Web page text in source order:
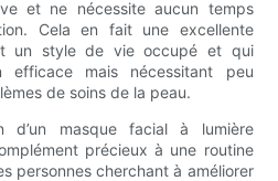
et ne nécessite aucun temps
Cela en fait une excellente
un style de vie occupé et qui
efficace mais nécessitant peu
de soins de la peau.
d’un masque facial à lumière
précieux à une routine
personnes cherchant à améliorer